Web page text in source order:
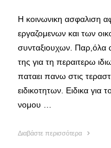
Η κοινωνικη ασφαλιση
εργαζομενων και των
συνταξιουχων. Παρ,όλα
της για τη περαιτερω
παταει πανω στις
ειδικοτητων. Ειδικα
νομου …
Διαβάστε περισσότερα